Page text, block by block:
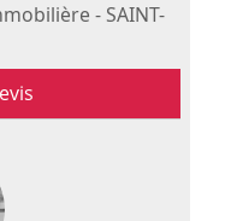
- SAINT-